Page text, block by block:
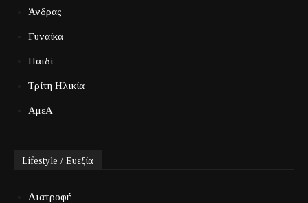
Άνδρας
Γυναίκα
Παιδί
Τρίτη Ηλικία
ΑμεΑ
Lifestyle / Ευεξία
Διατροφή